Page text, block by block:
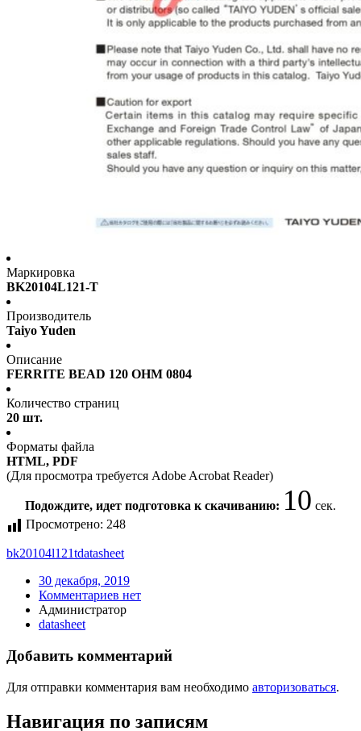
Маркировка
BK20104L121-T
Производитель
Taiyo Yuden
Описание
FERRITE BEAD 120 OHM 0804
Количество страниц
20 шт.
Форматы файла
HTML, PDF
(Для просмотра требуется Adobe Acrobat Reader)
Подождите, идет подготовка к скачиванию:9сек.
Просмотрено: 248
bk20104l121tdatasheet
30 декабря, 2019
Комментариев нет
Администратор
datasheet
Добавить комментарий
Для отправки комментария вам необходимо авторизоваться.
Навигация по записям